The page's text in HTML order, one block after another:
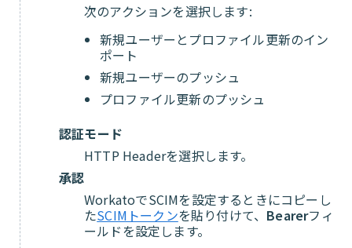
次のアクションを選択します:
新規ユーザーとプロファイル更新のイン
ポート
新規ユーザーのプッシュ
プロファイル更新のプッシュ
認証モード
HTTP Headerを選択します。
承認
WorkatoでSCIMを設定するときにコピーし
たSCIMトークンを貼り付けて、 Bearerフィ
ールドを設定します。